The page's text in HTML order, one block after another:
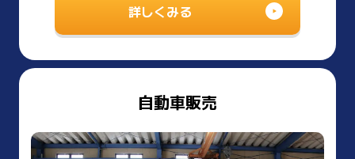
詳しくみる
自動車販売